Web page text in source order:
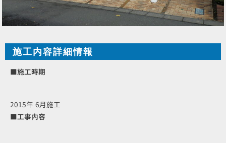
施工内容詳細情報
■施工時期
2015年 6月施工
■工事内容